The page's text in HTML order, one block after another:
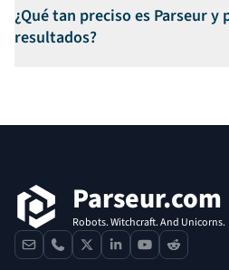
¿Qué tan preciso es Parseur
resultados?
Parseur.com
Robots. Witchcraft. And Unicorns.
contactphone
x linkedinyoutube
reddit